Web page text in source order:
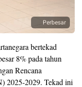
Perbesar
bertekad
8% pada tahun
Rencana
2025-2029. Tekad ini